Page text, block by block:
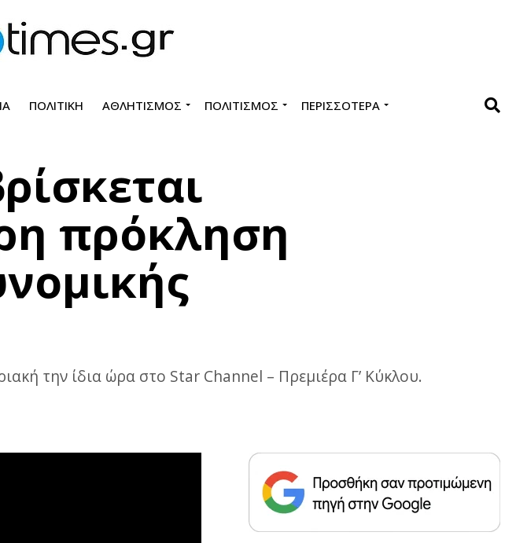
ΠΟΛΙΤΙΚΉ ΑΘΛΗΤΙΣΜΌΣ ΠΟΛΙΤΙΣΜΌΣ ΠΕΡΙΣΣΌΤΕΡΑ
πρόκληση
την ίδια ώρα στο Star Channel – Πρεμιέρα Γ’ Κύκλου.